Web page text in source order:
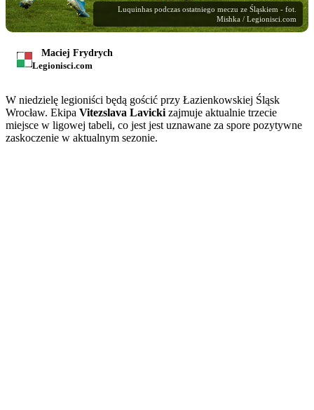
Luquinhas podczas ostatniego meczu ze Śląskiem - fot.
Mishka / Legionisci.com
Maciej Frydrych
Legionisci.com
W niedzielę legioniści będą gościć przy Łazienkowskiej Śląsk
Wrocław. Ekipa Vitezslava Lavickizajmuje aktualnie trzecie
miejsce w ligowej tabeli, co jest jest uznawane za spore pozytywne
zaskoczenie w aktualnym sezonie.